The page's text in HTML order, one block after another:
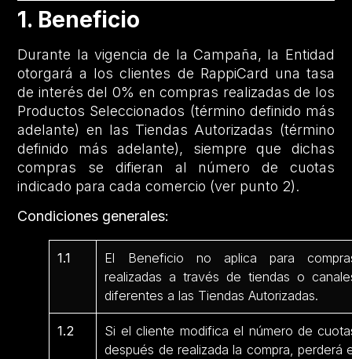
1. Beneficio
Durante la vigencia de la Campaña, la Entidad
otorgará a los clientes de RappiCard una tasa
de interés del 0% en compras realizadas de los
Productos Seleccionados (término definido más
adelante) en las Tiendas Autorizadas (término
definido más adelante), siempre que dichas
compras se difieran al número de cuotas
indicado para cada comercio (ver punto 2).
Condiciones generales:
1.1
El Beneficio no aplica para
realizadas a través de tiendas o
diferentes a las Tiendas Autorizadas.
1.2
Si el cliente modifica el número de
después de realizada la compra, perderá